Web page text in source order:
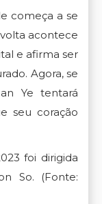
começa a se
acontece
e afirma ser
Agora, se
Ye tentará
seu coração
foi dirigida
So. (Fonte: